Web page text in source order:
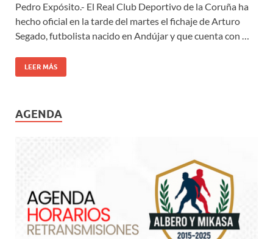
Pedro Expósito.- El Real Club Deportivo de la Coruña ha
hecho oficial en la tarde del martes el fichaje de Arturo
Segado, futbolista nacido en Andújar y que cuenta con …
LEER MÁS
AGENDA